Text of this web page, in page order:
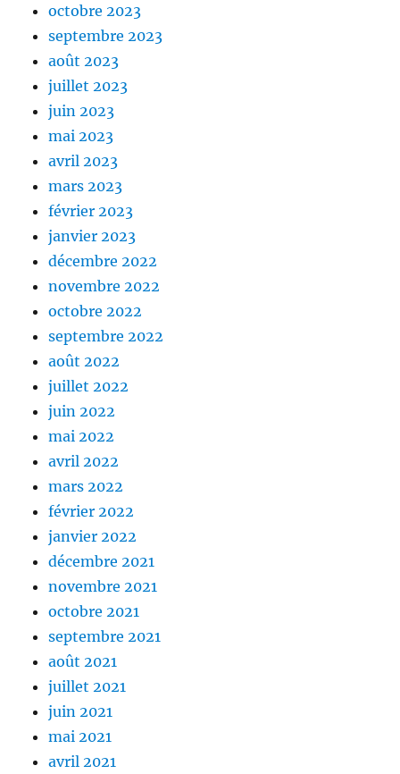
octobre 2023
septembre 2023
août 2023
juillet 2023
juin 2023
mai 2023
avril 2023
mars 2023
février 2023
janvier 2023
décembre 2022
novembre 2022
octobre 2022
septembre 2022
août 2022
juillet 2022
juin 2022
mai 2022
avril 2022
mars 2022
février 2022
janvier 2022
décembre 2021
novembre 2021
octobre 2021
septembre 2021
août 2021
juillet 2021
juin 2021
mai 2021
avril 2021